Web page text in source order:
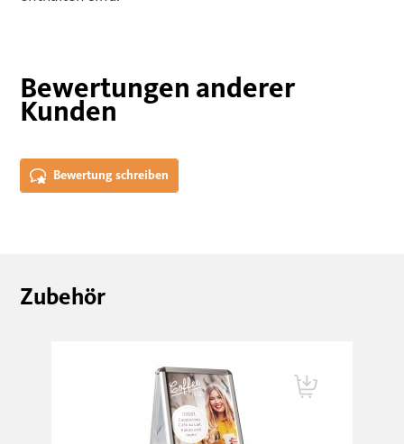
Bewertungen anderer
Kunden
Bewertung schreiben
Zubehör